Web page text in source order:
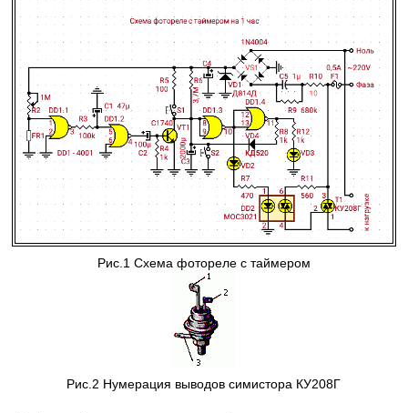
Рис.1 Схема фотореле с таймером
Рис.2 Нумерация выводов симистора КУ208Г